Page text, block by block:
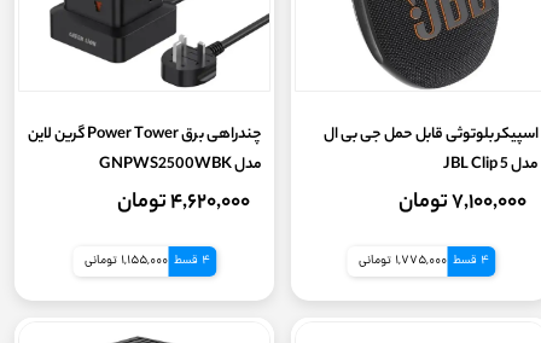
شعاع اتصال
پشتیبانی از مگ سیف
قابلیت حذف نویز
شارژ سریع
اسپیکر بلوتوثی قابل حمل جی بی ال
مدل JBL Clip 5
۷,۱۰۰,۰۰۰ تومان
4 قسط 1,775,000 تومانی
چندراهی برق Power Tower گرین لاین
مدل GNPWS2500WBK
۴,۶۲۰,۰۰۰ تومان
4 قسط 1,155,000 تومانی